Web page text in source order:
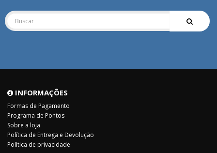
INFORMAÇÕES
Formas de Pagamento
Programa de Pontos
Sobre a loja
Política de Entrega e Devolução
Política de privacidade